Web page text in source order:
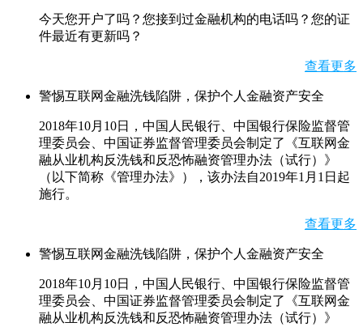
今天您开户了吗？您接到过金融机构的电话吗？您的证
件最近有更新吗？
查看更多
警惕互联网金融洗钱陷阱，保护个人金融资产安全
2018年10月10日，中国人民银行、中国银行保险监督管
理委员会、中国证券监督管理委员会制定了《互联网金
融从业机构反洗钱和反恐怖融资管理办法（试行）》
（以下简称《管理办法》），该办法自2019年1月1日起
施行。
查看更多
警惕互联网金融洗钱陷阱，保护个人金融资产安全
2018年10月10日，中国人民银行、中国银行保险监督管
理委员会、中国证券监督管理委员会制定了《互联网金
融从业机构反洗钱和反恐怖融资管理办法（试行）》